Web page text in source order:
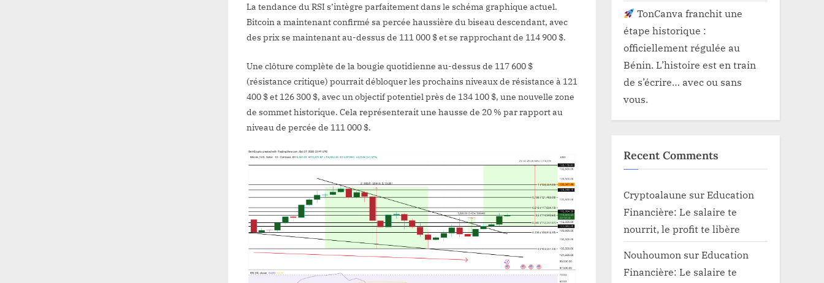
La tendance du RSI s’intègre parfaitement dans le schéma graphique actuel.
Bitcoin a maintenant confirmé sa percée haussière du biseau descendant, avec
des prix se maintenant au-dessus de 111 000 $ et se rapprochant de 114 900 $.
Une clôture complète de la bougie quotidienne au-dessus de 117 600 $
(résistance critique) pourrait débloquer les prochains niveaux de résistance à 121
400 $ et 126 300 $, avec un objectif potentiel près de 134 100 $, une nouvelle zone
de sommet historique. Cela représenterait une hausse de 20 % par rapport au
niveau de percée de 111 000 $.
TonCanva franchit une
étape historique :
officiellement régulée au
Bénin. L’histoire est en train
de s’écrire… avec ou sans
vous.
Recent Comments
Cryptoalaune surEducation
Financière: Le salaire te
nourrit, le profit te libère
Nouhoumon surEducation
Financière: Le salaire te